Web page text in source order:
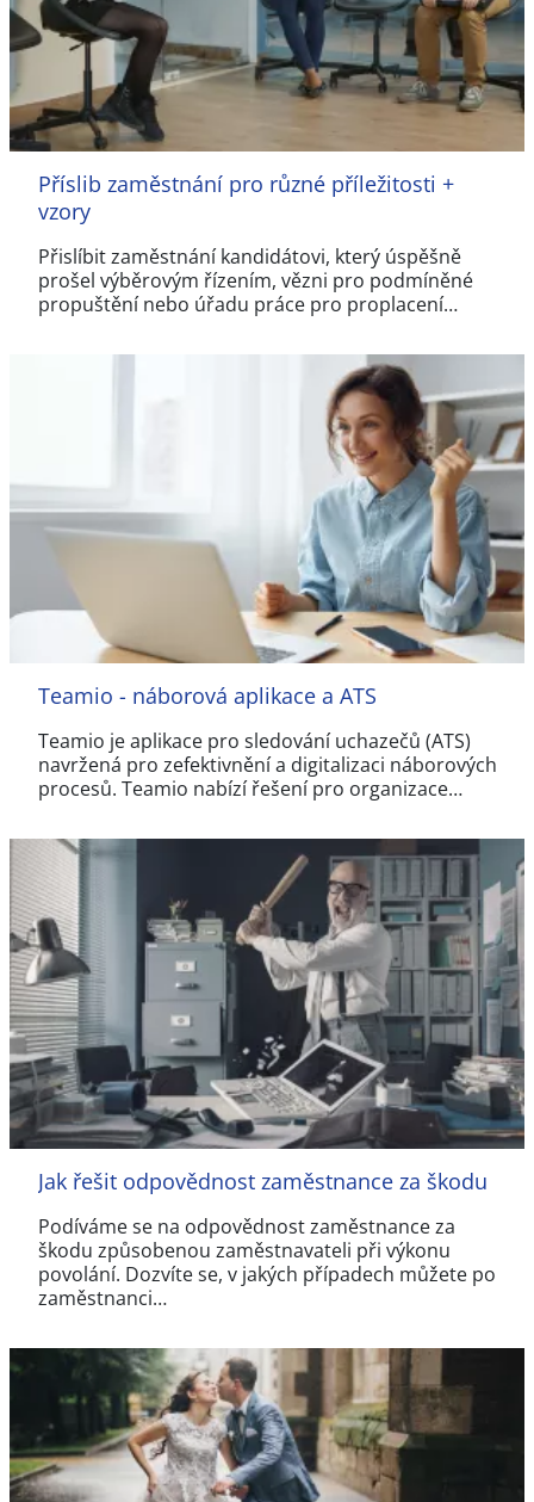
Příslib zaměstnání pro různé příležitosti +
vzory
Přislíbit zaměstnání kandidátovi, který úspěšně
prošel výběrovým řízením, vězni pro podmíněné
propuštění nebo úřadu práce pro proplacení…
Teamio - náborová aplikace a ATS
Teamio je aplikace pro sledování uchazečů (ATS)
navržená pro zefektivnění a digitalizaci náborových
procesů. Teamio nabízí řešení pro organizace…
Jak řešit odpovědnost zaměstnance za škodu
Podíváme se na odpovědnost zaměstnance za
škodu způsobenou zaměstnavateli při výkonu
povolání. Dozvíte se, v jakých případech můžete po
zaměstnanci…